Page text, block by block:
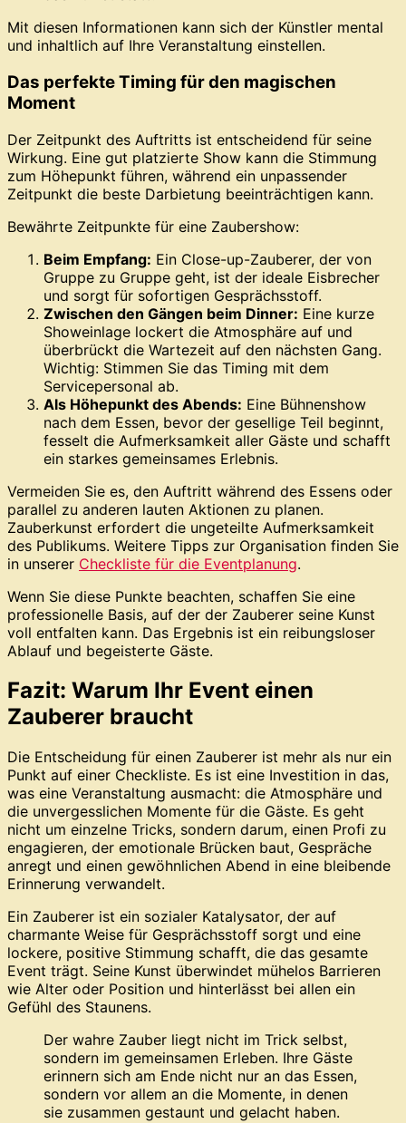
Mit diesen Informationen kann sich der Künstler mental
und inhaltlich auf Ihre Veranstaltung einstellen.
Das perfekte Timing für den magischen
Moment
Der Zeitpunkt des Auftritts ist entscheidend für seine
Wirkung. Eine gut platzierte Show kann die Stimmung
zum Höhepunkt führen, während ein unpassender
Zeitpunkt die beste Darbietung beeinträchtigen kann.
Bewährte Zeitpunkte für eine Zaubershow:
Beim Empfang: Ein Close-up-Zauberer, der von
Gruppe zu Gruppe geht, ist der ideale Eisbrecher
und sorgt für sofortigen Gesprächsstoff.
Zwischen den Gängen beim Dinner: Eine kurze
Showeinlage lockert die Atmosphäre auf und
überbrückt die Wartezeit auf den nächsten Gang.
Wichtig: Stimmen Sie das Timing mit dem
Servicepersonal ab.
Als Höhepunkt des Abends: Eine Bühnenshow
nach dem Essen, bevor der gesellige Teil beginnt,
fesselt die Aufmerksamkeit aller Gäste und schafft
ein starkes gemeinsames Erlebnis.
Vermeiden Sie es, den Auftritt während des Essens oder
parallel zu anderen lauten Aktionen zu planen.
Zauberkunst erfordert die ungeteilte Aufmerksamkeit
des Publikums. Weitere Tipps zur Organisation finden Sie
in unserer Checkliste für die Eventplanung.
Wenn Sie diese Punkte beachten, schaffen Sie eine
professionelle Basis, auf der der Zauberer seine Kunst
voll entfalten kann. Das Ergebnis ist ein reibungsloser
Ablauf und begeisterte Gäste.
Fazit: Warum Ihr Event einen
Zauberer braucht
Die Entscheidung für einen Zauberer ist mehr als nur ein
Punkt auf einer Checkliste. Es ist eine Investition in das,
was eine Veranstaltung ausmacht: die Atmosphäre und
die unvergesslichen Momente für die Gäste. Es geht
nicht um einzelne Tricks, sondern darum, einen Profi zu
engagieren, der emotionale Brücken baut, Gespräche
anregt und einen gewöhnlichen Abend in eine bleibende
Erinnerung verwandelt.
Ein Zauberer ist ein sozialer Katalysator, der auf
charmante Weise für Gesprächsstoff sorgt und eine
lockere, positive Stimmung schafft, die das gesamte
Event trägt. Seine Kunst überwindet mühelos Barrieren
wie Alter oder Position und hinterlässt bei allen ein
Gefühl des Staunens.
Der wahre Zauber liegt nicht im Trick selbst,
sondern im gemeinsamen Erleben. Ihre Gäste
erinnern sich am Ende nicht nur an das Essen,
sondern vor allem an die Momente, in denen
sie zusammen gestaunt und gelacht haben.